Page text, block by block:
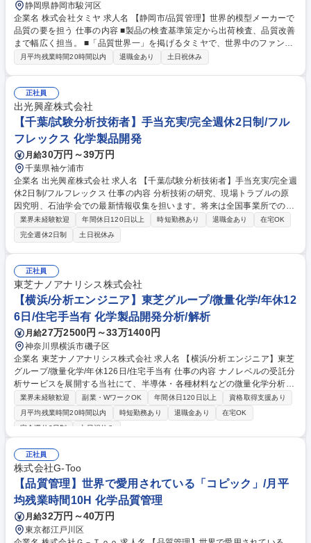
静岡県静岡市駿河区
企業名 株式会社タミヤ 求人名 【静岡市/品質管理】世界的模型メーカーで
品質の要を担う 仕事の内容 ■製品の検査基準策定から出荷検査、品質改善
まで幅広く担当。 ■「品質世界一」を掲げるタミヤで、世界中のファンに
最高の品質を届ける仕事です。 【具体例】 ■検査業務：受入れ部品や完成
と社内共有、製品品質向上に向けた改善提案 ■信頼性試験：開発段階から
の試験による品質担保 募集職種 【静岡市/品質管理】世界的模型メーカー
で品質の要を担う
月平均残業時間20時間以内 退職金あり 土日祝休み
正社員
出光興産株式会社
【千葉/試験分析技術者】手当充実/完全週休2日制/フル
フレックス 化学製品開発
月給30万円～39万円
千葉県袖ケ浦市
企業名 出光興産株式会社 求人名 【千葉/試験分析技術者】手当充実/完全週
休2日制/フルフレックス 仕事の内容 分析技術の研究、現場トラブルの原
因究明、石油学会での最新情報収集を担います。将来は全国事業所でのロ
ーテーションを通じ、全社視点での技術マネジメントを経験できます。
【業務詳細】(1)現場の試験技術向上と品質向上の施策立案(2)製品異常発
生時の原因究明と是正処置、現場への技術指導(3)最新の分析機器（GC/M
S等）を用いた分析法および物性試験法の研究(4)石油連盟等を通じた業界
の最新規制・技術情報の把握 ※将来的には全国の製油所・事業所へのロー
テーションがあり、技術の専門性を磨きながら、巨大なプラントの運営を
支える幅広いキャリアを築くことが可能です。 募集職種 【千葉/試験分析
技術者】手当充実/完全週休2日制/フルフレックス
業界未経験歓迎 年間休日120日以上 時短勤務あり 退職金あり
在宅OK
完全週休2日制
土日祝休み
正社員
東芝ナノアナリシス株式会社
【横浜/分析エンジニア】東芝グループ/微量化学/年休12
6日/住宅手当有 化学製品開発分析/解析
月給27万2500円～33万1400円
神奈川県横浜市磯子区
企業名 東芝ナノアナリシス株式会社 求人名 【横浜/分析エンジニア】東芝
グループ/微量化学/年休126日/住宅手当有 仕事の内容 ナノレベルの受託分
析サービスを展開する当社にて、半導体・各種材料などの微量化学分析を
担当いただきます。顧客の研究開発や品質保証を支援する重要なポジショ
ンです。 【具体的には】■半導体・各種材料などの微量金属分析および評
価 ■クリーンルーム内での酸処理 ■分析機器（ICP-MS、イオンクロマトグ
果のデータ処理と報告書作成 【仕事の魅力】世界トップクラスの分析会社
として、最先端の技術開発に不可欠な高難度の分析に携われます。 募集職
種 【横浜/分析エンジニア】東芝グループ/微量化学/年休126日/住宅手当有
業界未経験歓迎 副業・WワークOK 年間休日120日以上
資格取得支援あり
月平均残業時間20時間以内
時短勤務あり 退職金あり
在宅OK
完全週休2日制
土日祝休み
正社員
株式会社G-Too
【品質管理】世界で愛用されている「コピック」/月平
均残業時間10H 化学品質管理
月給32万円～40万円
東京都江戸川区